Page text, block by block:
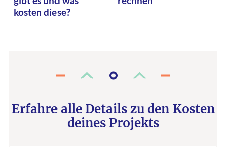
kosten diese?
Erfahre alle Details zu den Kosten
deines Projekts